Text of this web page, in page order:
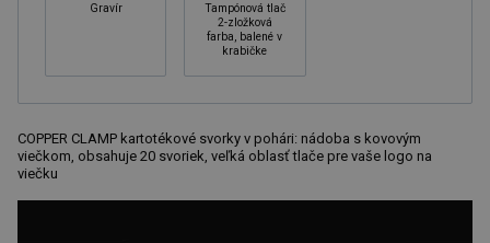
Gravír
Tampónová tlač
2-zložková
farba, balené v
krabičke
COPPER CLAMP kartotékové svorky v pohári: nádoba s kovovým
viečkom, obsahuje 20 svoriek, veľká oblasť tlače pre vaše logo na
viečku